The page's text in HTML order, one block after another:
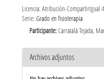
Licencia: Atribución-CompartirIgual
Serie: Grado en fisioterapia
Participante:Carratalá Tejada,
Archivos adjuntos